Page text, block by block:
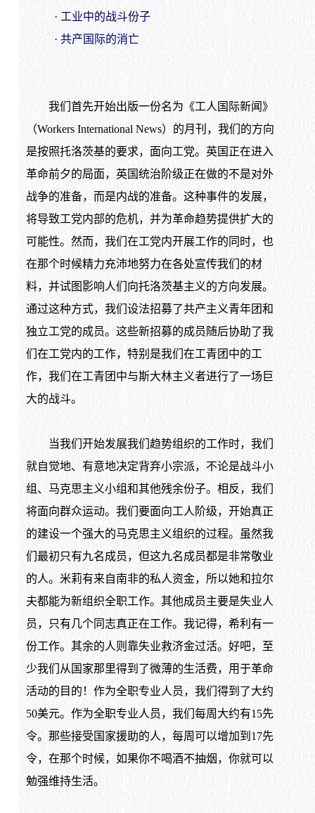
·工业中的战斗份子
· 共产国际的消亡
我们首先开始出版一份名为《工人国际新闻》
（Workers International News）的月刊，我们的方向
是按照托洛茨基的要求，面向工党。英国正在进入
革命前夕的局面，英国统治阶级正在做的不是对外
战争的准备，而是内战的准备。这种事件的发展，
将导致工党内部的危机，并为革命趋势提供扩大的
可能性。然而，我们在工党内开展工作的同时，也
在那个时候精力充沛地努力在各处宣传我们的材
料，并试图影响人们向托洛茨基主义的方向发展。
通过这种方式，我们设法招募了共产主义青年团和
独立工党的成员。这些新招募的成员随后协助了我
们在工党内的工作，特别是我们在工青团中的工
作，我们在工青团中与斯大林主义者进行了一场巨
大的战斗。
当我们开始发展我们趋势组织的工作时，我们
就自觉地、有意地决定背弃小宗派，不论是战斗小
组、马克思主义小组和其他残余份子。相反，我们
将面向群众运动。我们要面向工人阶级，开始真正
的建设一个强大的马克思主义组织的过程。虽然我
们最初只有九名成员，但这九名成员都是非常敬业
的人。米莉有来自南非的私人资金，所以她和拉尔
夫都能为新组织全职工作。其他成员主要是失业人
员，只有几个同志真正在工作。我记得，希利有一
份工作。其余的人则靠失业救济金过活。好吧，至
少我们从国家那里得到了微薄的生活费，用于革命
活动的目的！作为全职专业人员，我们得到了大约
50美元。作为全职专业人员，我们每周大约有15先
令。那些接受国家援助的人，每周可以增加到17先
令，在那个时候，如果你不喝酒不抽烟，你就可以
勉强维持生活。